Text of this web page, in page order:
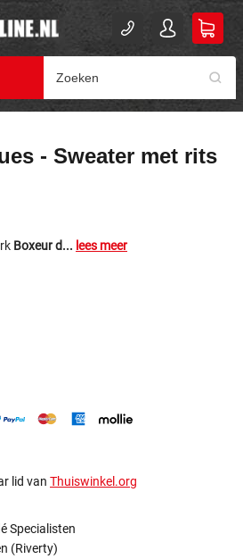
- Sweater met rits
Boxeur d... lees meer
lid van Thuiswinkel.org
Specialisten
(Riverty)